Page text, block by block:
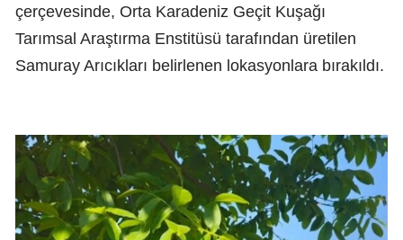
çerçevesinde, Orta Karadeniz Geçit Kuşağı
Tarımsal Araştırma Enstitüsü tarafından üretilen
Samuray Arıcıkları belirlenen lokasyonlara bırakıldı.